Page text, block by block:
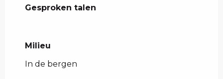
Gesproken talen
Gesproken talen
Milieu
Milieu
In de bergen